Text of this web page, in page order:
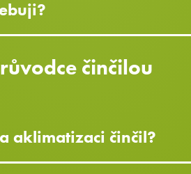
činčilou
aklimatizaci činčil?